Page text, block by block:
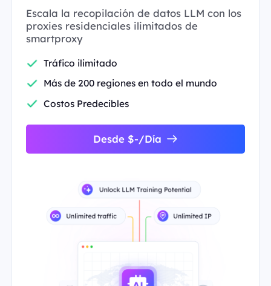
Escala la recopilación de datos LLM con los
proxies residenciales ilimitados de
smartproxy
Tráfico ilimitado
Más de 200 regiones en todo el mundo
Costos Predecibles
Desde $-/Día